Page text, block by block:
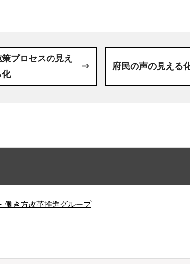
策プロセスの見え
化
府民の声の見える
働き方改革推進グループ